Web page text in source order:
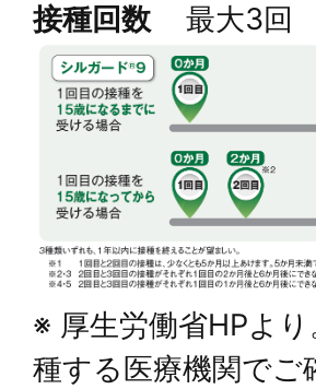
接種回数 最大3回
※ 厚生労働省HPよ
種する医療機関でご